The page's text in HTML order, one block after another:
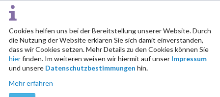
Cookies helfen uns bei der Bereitstellung unserer Website. Durch
die Nutzung der Website erklären Sie sich damit einverstanden,
dass wir Cookies setzen. Mehr Details zu den Cookies können Sie
hierfinden. Im weiteren weisen wir hiermit auf unser Impressum
und unsere Datenschutzbestimmungen hin.
Mehr erfahren